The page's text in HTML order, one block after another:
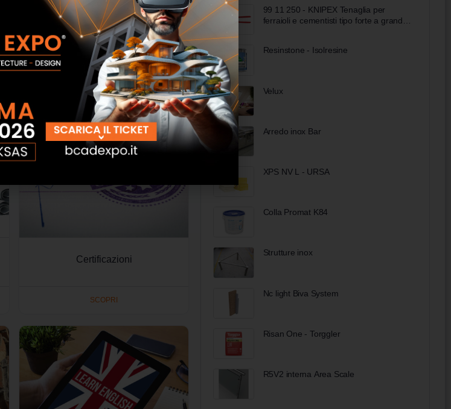
Corso: webinar catasto terreni
PREGEO
SCOPRI
Certificazioni
SCOPRI
99 11 250 - KNIPEX Tenaglia per
ferraioli e cementisti tipo forte a grande
Resinstone - Isolresine
Velux
Arredo inox Bar
XPS NV L - URSA
Colla Promat K84
Strutture inox
Nc light Biva System
Risan One - Torggler
R5V2 interna Area Scale